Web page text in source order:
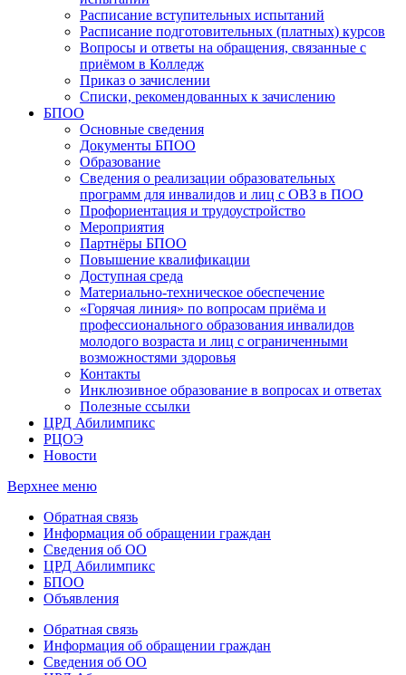
Расписание вступительных испытаний
Расписание подготовительных (платных) курсов
Вопросы и ответы на обращения, связанные с
приёмом в Колледж
Приказ о зачислении
Списки, рекомендованных к зачислению
БПОО
Основные сведения
Документы БПОО
Образование
Сведения о реализации образовательных
программ для инвалидов и лиц с ОВЗ в ПОО
Профориентация и трудоустройство
Мероприятия
Партнёры БПОО
Повышение квалификации
Доступная среда
Материально-техническое обеспечение
«Горячая линия» по вопросам приёма и
профессионального образования инвалидов
молодого возраста и лиц с ограниченными
возможностями здоровья
Контакты
Инклюзивное образование в вопросах и ответах
Полезные ссылки
ЦРД Абилимпикс
РЦОЭ
Новости
Верхнее меню
Обратная связь
Информация об обращении граждан
Сведения об ОО
ЦРД Абилимпикс
БПОО
Объявления
Обратная связь
Информация об обращении граждан
Сведения об ОО